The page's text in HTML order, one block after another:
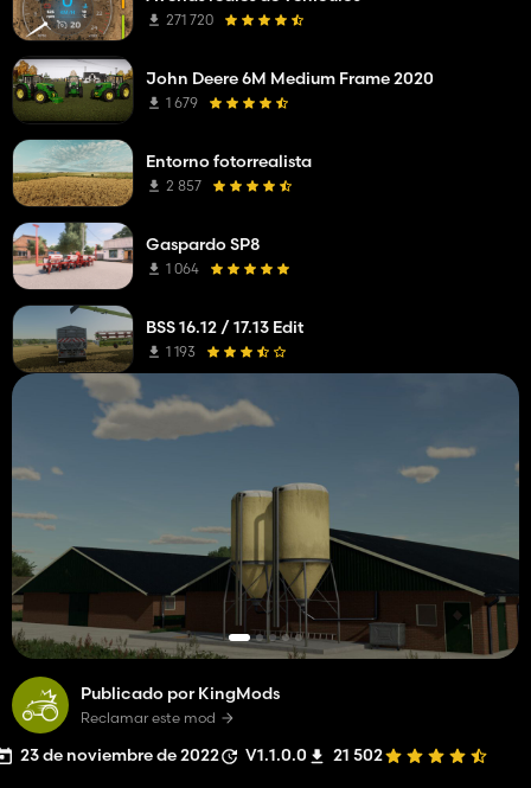
Publicado por KingMods
Reclamar este mod
23 de noviembre de 2022 V1.1.0.0 21 502
271 720
John Deere 6M Medium Frame 2020
1 679
Entorno fotorrealista
2 857
Gaspardo SP8
1 064
BSS 16.12 / 17.13 Edit
1 193